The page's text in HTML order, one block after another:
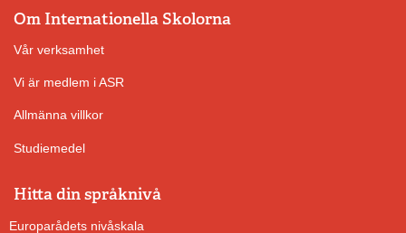
Om Internationella Skolorna
Vår verksamhet
Vi är medlem i ASR
Allmänna villkor
Studiemedel
Hitta din språknivå
Europarådets nivåskala